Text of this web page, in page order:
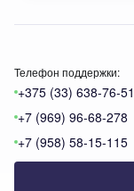
Телефон поддержки:
+375 (33) 638-76-51
+7 (969) 96-68-278
+7 (958) 58-15-115